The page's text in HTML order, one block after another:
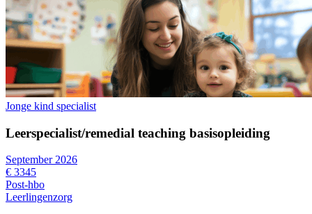
Jonge kind specialist
Leerspecialist/remedial teaching basisopleiding
September 2026
€ 3345
Post-hbo
Leerlingenzorg